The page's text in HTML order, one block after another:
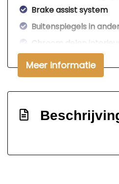
Brake assist system
Buitenspiegels in
Chroom delen interieur
Comfort sportstoel(en)
Connected services
Cruise control
Draadloze
Elektronisch sper
Meer informatie